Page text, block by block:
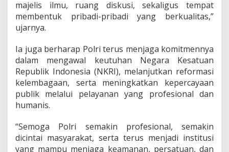
majelis ilmu, ruang diskusi, sekaligus tempat
membentuk pribadi-pribadi yang berkualitas,”
ujarnya.
Ia juga berharap Polri terus menjaga komitmennya
dalam mengawal keutuhan Negara Kesatuan
Republik Indonesia (NKRI), melanjutkan reformasi
kelembagaan, serta meningkatkan kepercayaan
publik melalui pelayanan yang profesional dan
humanis.
“Semoga Polri semakin profesional, semakin
dicintai masyarakat, serta terus menjadi institusi
yang mampu menjaga keamanan, persatuan, dan